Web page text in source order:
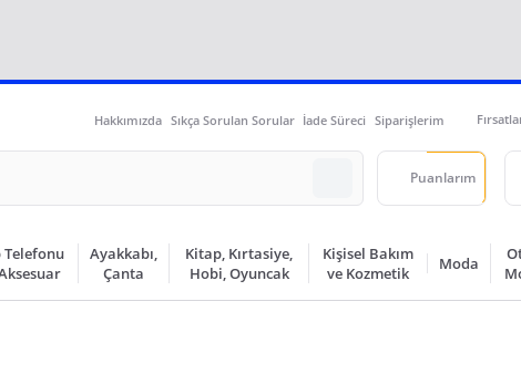
Hakkımızda Sıkça Sorulan Sorular İade Süreci Siparişlerim
Puanlarım
Telefonu
Ayakkabı,
Çanta
Kitap, Kırtasiye,
Hobi, Oyuncak
Kişisel Bakım
ve Kozmetik
Moda